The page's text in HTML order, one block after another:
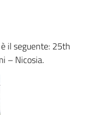
è il seguente: 25th
– Nicosia.